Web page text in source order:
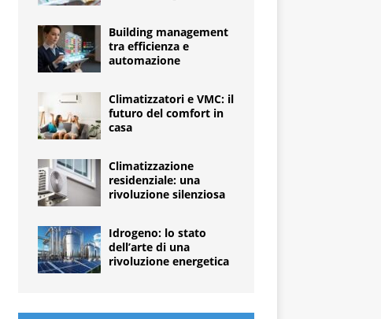
Building management
tra efficienza e
automazione
Climatizzatori e VMC: il
futuro del comfort in
casa
Climatizzazione
residenziale: una
rivoluzione silenziosa
Idrogeno: lo stato
dell’arte di una
rivoluzione energetica